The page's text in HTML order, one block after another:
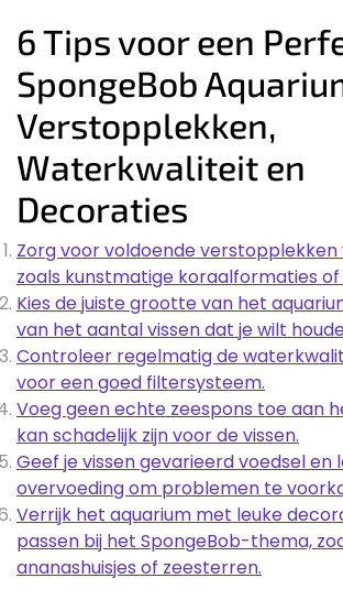
6 Tips voor een
SpongeBob
Verstopplekken,
Waterkwaliteit en
Decoraties
Zorg voor voldoende verstopplekken
zoals kunstmatige koraalformaties
Kies de juiste grootte van het
van het aantal vissen dat je wilt
Controleer regelmatig de
voor een goed filtersysteem.
Voeg geen echte zeespons toe aan
kan schadelijk zijn voor de vissen.
Geef je vissen gevarieerd voedsel en
overvoeding om problemen te
Verrijk het aquarium met leuke
passen bij het SpongeBob-thema,
ananashuisjes of zeesterren.